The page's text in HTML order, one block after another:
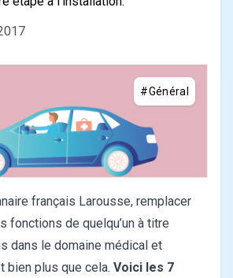
#Général
français Larousse, remplacer
fonctions de quelqu’un à titre
dans le domaine médical et
bien plus que cela. Voici les 7